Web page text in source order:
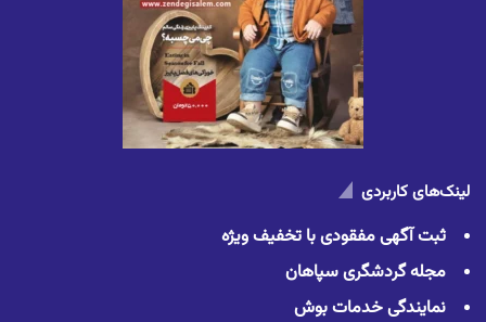
لینک‌های کاربردی
ثبت آگهی مفقودی با تخفیف ویژه
مجله گردشگری سپاهان
نمایندگی خدمات بوش